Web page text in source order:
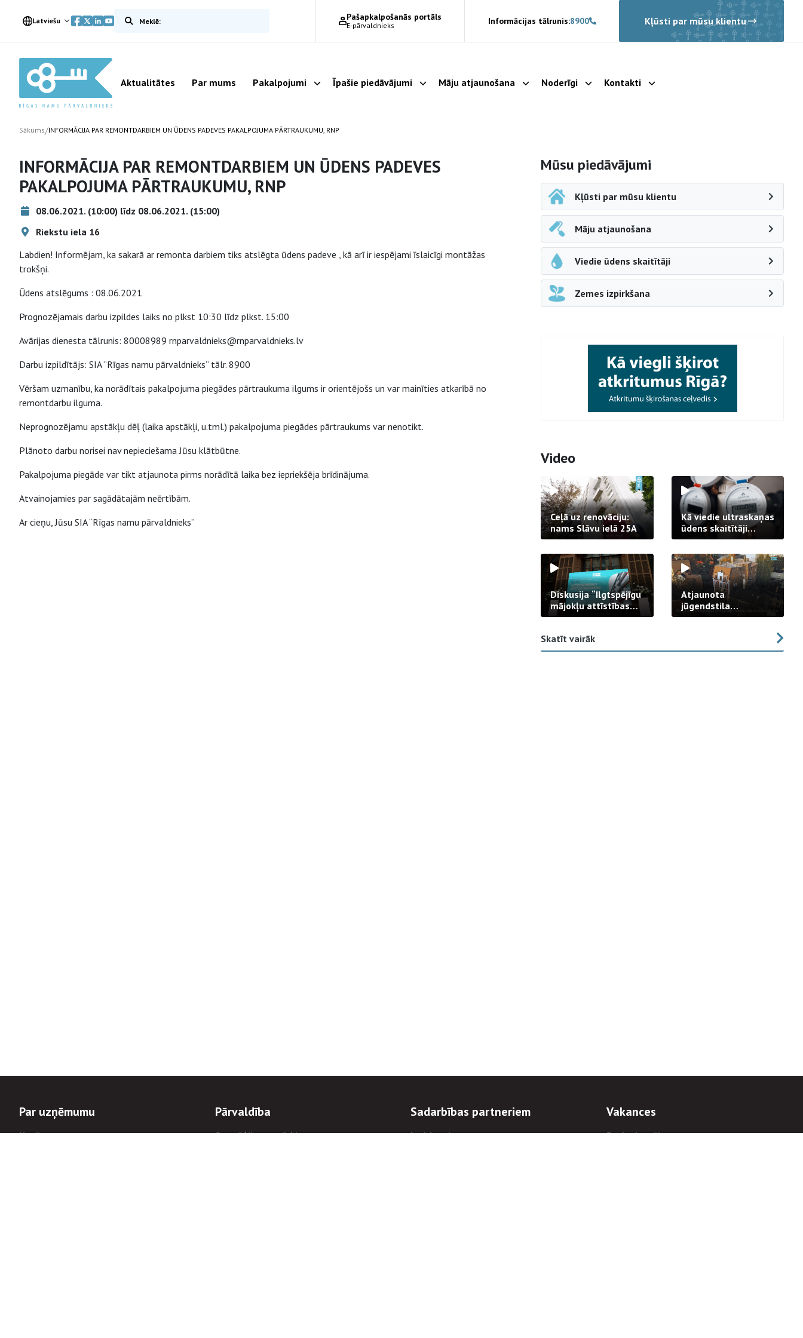
Latviešu Meklēt vietnē Pašapkalpošanās portāls
E-pārvaldnieks Informācijas tālrunis:8900 Kļūsti par mūsu klientu
Aktualitātes Par mums Pakalpojumi Parādīt apakšizvēlni
Īpašie piedāvājumi Parādīt apakšizvēlni
Māju atjaunošana Parādīt apakšizvēlni
Noderīgi Parādīt apakšizvēlni
Kontakti Parādīt apakšizvēlni
Sākums/INFORMĀCIJA PAR REMONTDARBIEM UN ŪDENS PADEVES PAKALPOJUMA PĀRTRAUKUMU, RNP
INFORMĀCIJA PAR REMONTDARBIEM UN ŪDENS PADEVES
PAKALPOJUMA PĀRTRAUKUMU, RNP
08.06.2021. (10:00) līdz 08.06.2021. (15:00)
Riekstu iela 16
Labdien! Informējam, ka sakarā ar remonta darbiem tiks atslēgta ūdens padeve , kā arī ir iespējami īslaicīgi montāžas
trokšņi.
Ūdens atslēgums : 08.06.2021
Prognozējamais darbu izpildes laiks no plkst 10:30 līdz plkst. 15:00
Avārijas dienesta tālrunis: 80008989 rnparvaldnieks@rnparvaldnieks.lv
Darbu izpildītājs: SIA “Rīgas namu pārvaldnieks” tālr. 8900
Vēršam uzmanību, ka norādītais pakalpojuma piegādes pārtraukuma ilgums ir orientējošs un var mainīties atkarībā no
remontdarbu ilguma.
Neprognozējamu apstākļu dēļ (laika apstākļi, u.tml.) pakalpojuma piegādes pārtraukums var nenotikt.
Plānoto darbu norisei nav nepieciešama Jūsu klātbūtne.
Pakalpojuma piegāde var tikt atjaunota pirms norādītā laika bez iepriekšēja brīdinājuma.
Atvainojamies par sagādātajām neērtībām.
Ar cieņu, Jūsu SIA “Rīgas namu pārvaldnieks”
Sāna navigācija
Mūsu piedāvājumi
Kļūsti par mūsu klientu
Māju atjaunošana
Viedie ūdens skaitītāji
Zemes izpirkšana
Video
Ceļā uz renovāciju:
nams Slāvu ielā 25A
Kā viedie ultraskaņas
ūdens skaitītāji
strādā praksē
Diskusija “Ilgtspējīgu
mājokļu attīstības
izaicinājums”
Atjaunota
jūgendstila
arhitektūras pērles
Skatīt vairāk
Par uzņēmumu
Uzņēmums
Pārvaldība
Stratēģija un mērķi
Sadarbības partneriem
Iepirkumi
Vakances
Darba iespējas